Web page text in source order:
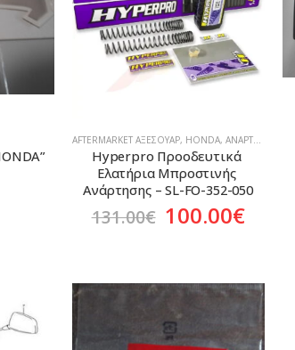
AFTERMARKET ΑΞΕΣΟΥΆΡ, HONDA, ΑΝΑΡΤΉΣΕΙΣ - ΤΡΟΧΟΊ
Hyperpro Προοδευτικά
Ελατήρια Μπροστινής
Ανάρτησης – SL-FO-352-050
131.00€ Original
131.00€.
100.00€Η
είναι: